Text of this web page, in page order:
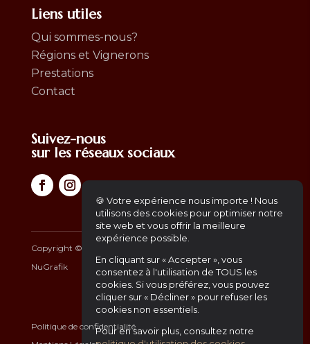
Liens utiles
Qui sommes-nous?
Régions et Vignerons
Prestations
Contact
Suivez-nous
sur les réseaux sociaux
Copyright ©
NuGrafik
🍪 Votre expérience nous importe ! Nous
utilisons des cookies pour optimiser notre
site web et vous offrir la meilleure
expérience possible.
En cliquant sur « Accepter », vous
consentez à l'utilisation de TOUS les
cookies. Si vous préférez, vous pouvez
cliquer sur « Décliner » pour refuser les
cookies non essentiels.
Pour en savoir plus, consultez notre
Politique de confidentialité